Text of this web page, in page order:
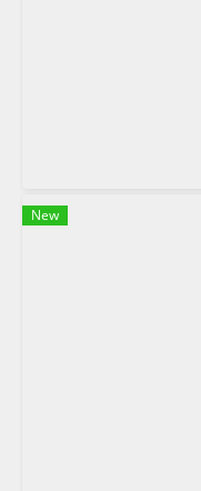
New